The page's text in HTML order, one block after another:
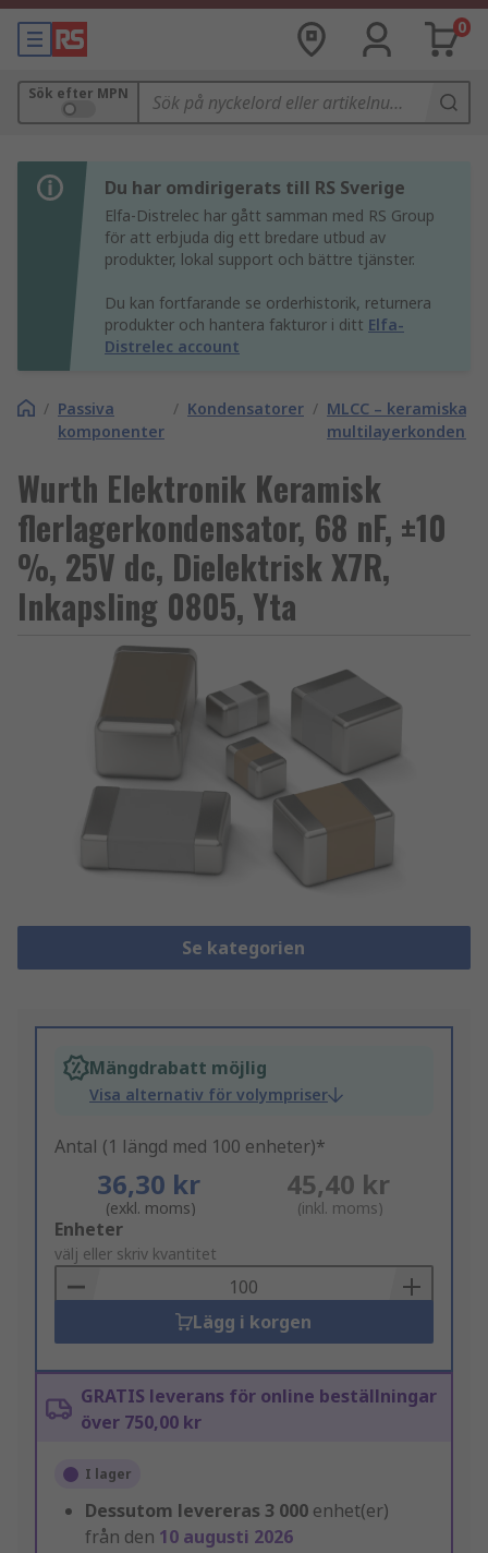
0
Sök efter MPN
Du har omdirigerats till RS Sverige
Elfa-Distrelec har gått samman med RS Group
för att erbjuda dig ett bredare utbud av
produkter, lokal support och bättre tjänster.
Du kan fortfarande se orderhistorik, returnera
produkter och hantera fakturor i ditt Elfa-
Distrelec account
/ Passiva
komponenter
/ Kondensatorer / MLCC – keramiska
Wurth Elektronik Keramisk
flerlagerkondensator, 68 nF, ±10
%, 25V dc, Dielektrisk X7R,
Inkapsling 0805, Yta
Se kategorien
Mängdrabatt möjlig
Visa alternativ för volympriser
Antal (1 längd med 100 enheter)*
36,30 kr
(exkl. moms)
45,40 kr
(inkl. moms)
Add
to
Basket
Enheter
välj eller skriv kvantitet
Lägg i korgen
GRATIS leverans för online beställningar
över 750,00 kr
I lager
Dessutom levereras 3 000 enhet(er)
från den 10 augusti 2026